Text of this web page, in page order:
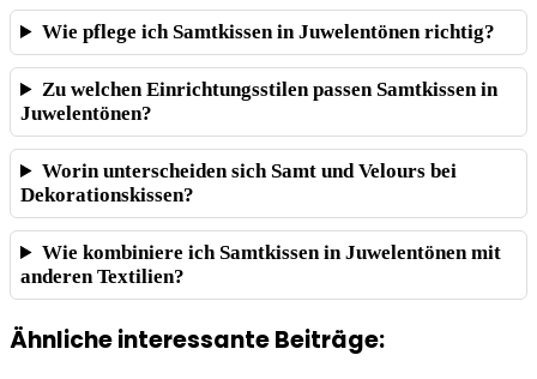
Wie pflege ich Samtkissen in Juwelentönen richtig?
Zu welchen Einrichtungsstilen passen Samtkissen in
Juwelentönen?
Worin unterscheiden sich Samt und Velours bei
Dekorationskissen?
Wie kombiniere ich Samtkissen in Juwelentönen mit
anderen Textilien?
Ähnliche interessante Beiträge: